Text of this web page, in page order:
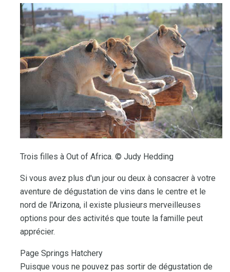
Trois filles à Out of Africa. © Judy Hedding
Si vous avez plus d'un jour ou deux à consacrer à votre
aventure de dégustation de vins dans le centre et le
nord de l'Arizona, il existe plusieurs merveilleuses
options pour des activités que toute la famille peut
apprécier.
Page Springs Hatchery
Puisque vous ne pouvez pas sortir de dégustation de